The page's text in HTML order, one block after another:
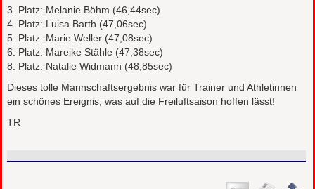
3. Platz: Melanie Böhm (46,44sec)
4. Platz: Luisa Barth (47,06sec)
5. Platz: Marie Weller (47,08sec)
6. Platz: Mareike Stähle (47,38sec)
8. Platz: Natalie Widmann (48,85sec)
Dieses tolle Mannschaftsergebnis war für Trainer und Athletinnen
ein schönes Ereignis, was auf die Freiluftsaison hoffen lässt!
TR